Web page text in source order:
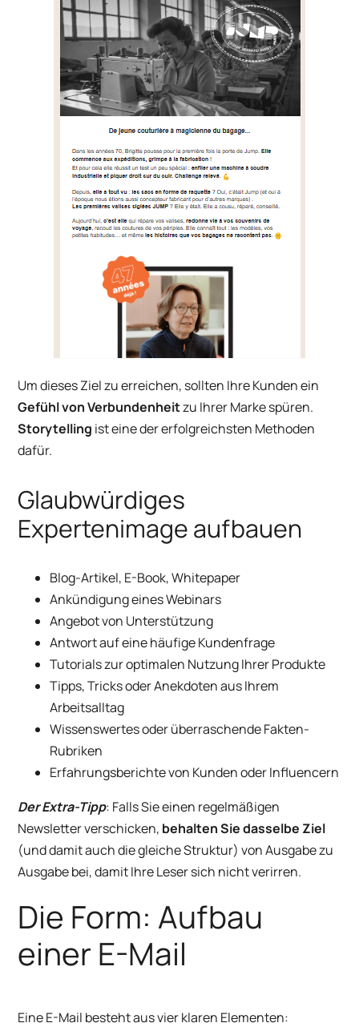
Um dieses Ziel zu erreichen, sollten Ihre Kunden ein
Gefühl von Verbundenheitzu Ihrer Marke spüren.
Storytelling ist eine der erfolgreichsten Methoden
dafür.
Glaubwürdiges
Expertenimage aufbauen
Blog-Artikel, E-Book, Whitepaper
Ankündigung eines Webinars
Angebot von Unterstützung
Antwort auf eine häufige Kundenfrage
Tutorials zur optimalen Nutzung Ihrer Produkte
Tipps, Tricks oder Anekdoten aus Ihrem
Arbeitsalltag
Wissenswertes oder überraschende Fakten-
Rubriken
Erfahrungsberichte von Kunden oder Influencern
Der Extra-Tipp: Falls Sie einen regelmäßigen
Newsletter verschicken, behalten Sie dasselbe Ziel
(und damit auch die gleiche Struktur) von Ausgabe zu
Ausgabe bei, damit Ihre Leser sich nicht verirren.
Die Form: Aufbau
einer E-Mail
Eine E-Mail besteht aus vier klaren Elementen: